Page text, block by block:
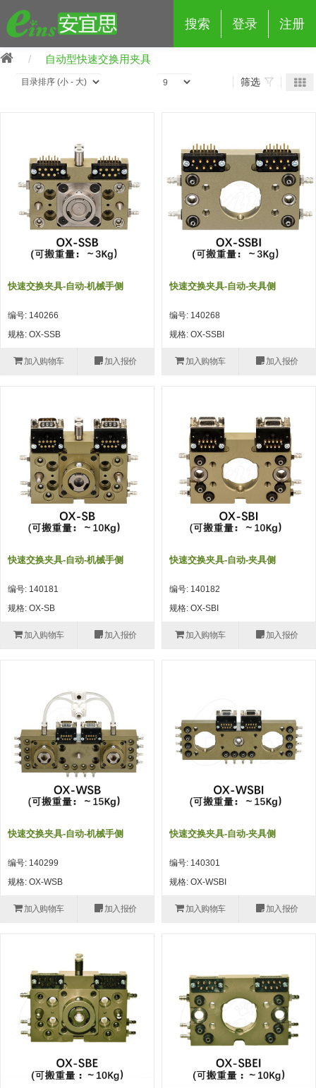
搜索 登录 注册
自动型快速交换用夹具
筛选
快速交换夹具-自动-机械手侧
编号: 140266
规格: OX-SSB
加入购物车 加入报价
快速交换夹具-自动-夹具侧
编号: 140268
规格: OX-SSBI
加入购物车 加入报价
快速交换夹具-自动-机械手侧
编号: 140181
规格: OX-SB
加入购物车 加入报价
快速交换夹具-自动-夹具侧
编号: 140182
规格: OX-SBI
加入购物车 加入报价
快速交换夹具-自动-机械手侧
编号: 140299
规格: OX-WSB
加入购物车 加入报价
快速交换夹具-自动-夹具侧
编号: 140301
规格: OX-WSBI
加入购物车 加入报价
eins夹具治具配件
夹具交换 (210)
抓取 (264)
吸着 (519)
剪切 (171)
框架・模组 (427)
配管部品・传感器 (188)
轻量化·树脂部品 (18)
自动化 (2)
夹具交换
手动夹具交换 (15)
自动夹具交换(注塑机机械手用)
(139)
自动夹具交换(多关节机器人用)
手动夹具交换
自动交换系统 (14)
自动夹具交换(注塑机机械手用)
自动型快速交换用夹具 (59)
自动型快速交换用夹具-配件 (80)
自动夹具交换(多关节机器人用)
自动型快速交换用夹具(多关节机
抓取
水口夹具 (83)
机能夹具 (53)
缓冲材料 (7)
吸着
吸盘 (356)
吸着金具 (120)
其他真空配件 (42)
吸盘
吸盘(嵌入式) (52)
吸盘(螺丝固定式) (6)
吸盘(自由式&十字&蛇纹) (17)
吸盘(TR&TRN) (63)
吸盘(附海绵) (10)
吸盘(附EP海绵) (6)
吸盘用配件(EP海绵、静电消除片)
特殊吸盘(薄钢板可用) (8)
带金具吸盘(扁平真空式) (30)
带金具吸盘(长圆式) (16)
带金具吸盘(波纹管式1.5段) (19)
带金具吸盘(波纹管式2.5段) (20)
吸盘(薄钢板用) (7)
交换用吸盘 (85)
吸着金具
吸着金具(细微型、微型) (30)
吸着金具(小型) (25)
吸着金具(大型) (8)
吸着金具(附保持机能) (2)
防转式金具(细微型、微型、小型)
大型) (13)
固定式/微型气缸用/调整器(其他)
(16)
其他真空配件
吸盘套吸盘 (18)
真空发生器、过滤器、确认阀 (14)
剪切
气剪 (171)
框架・模组
钢管系列 (265)
型材系列・立体框架SUS (143)
标准夹具 (7)
钢管系列
钢管系列SUS钢管 (0)
钢管端盖，钢管切割器，夹持器
连接块/支架 (160)
基础框架 (47)
吸着框架 (8)
夹取模组 (28)
型材系列・立体框架SUS
立体框架铝型材 (9)
连接块组件 (5)
连接块 (16)
支架 (3)
连接板 (14)
螺母 (10)
安装板・导轨・连接块・垫块・连
基础框架模组 (18)
夹取模组 (24)
限位模组 (4)
立体框架SUS方钢・方钢端盖・
连接金具 (15)
配管部品・传感器 (154)
其它商品 (20)
配管部品・传感器
汇流板 (8)
接头 (49)
垫圈・气管接头・微型接头 (12)
气管剪刀・扎带・固定座 (9)
调节器・按键阀・手动按键 (6)
STAR传感器 (0)
限位开关 (2)
微型开关・限位开关 (6)
L型安装版(限位开关用) (4)
其它商品
螺丝・螺母・垫片 (12)
其它非目录商品 (8)
轻量化·树脂部品
轻量化·树脂部品(微型气缸) (2)
(8)
轻量化·树脂部品(汇流板) (4)
轻量化·树脂部品(钢管连接器) (4)
手动型快速交换用夹具
自动型快速交换用夹具
自动型快速交换用夹具-配件
自动型快速交换用夹具(多关节机
矩形气缸
微型气缸用配件
矩形气缸用配件